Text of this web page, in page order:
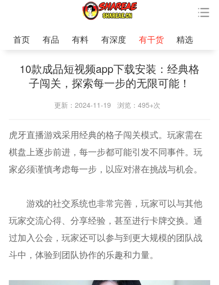
首页 有品 有料 有深度 有干货 精选
10款成品短视频app下载安装：经典格
子闯关，探索每一步的无限可能！
更新：2024-11-19 浏览：495+次
虎牙直播游戏采用经典的格子闯关模式。玩家需在
棋盘上逐步前进，每一步都可能引发不同事件。玩
家必须谨慎考虑每一步，以应对潜在挑战与机会。
游戏的社交系统也非常完善，玩家可以与其他
玩家交流心得、分享经验，甚至进行卡牌交换。通
过加入公会，玩家还可以参与到更大规模的团队战
斗中，体验到团队协作的乐趣和力量。